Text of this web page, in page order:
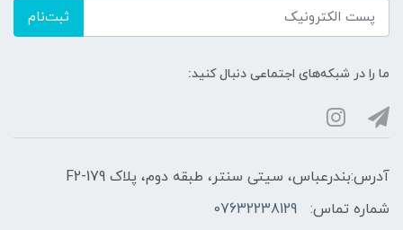
ثبت‌نام
ما را در شبکه‌های اجتماعی دنبال کنید:
آدرس:بندرعباس، سیتی سنتر، طبقه دوم، پلاک F2-179
شماره تماس:
07632238129